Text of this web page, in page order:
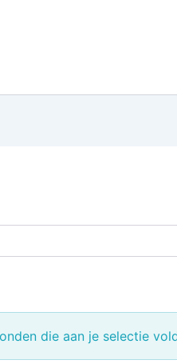
die aan je selectie